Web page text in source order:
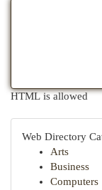
HTML is allowed
Web Directory
Arts
Business
Computers